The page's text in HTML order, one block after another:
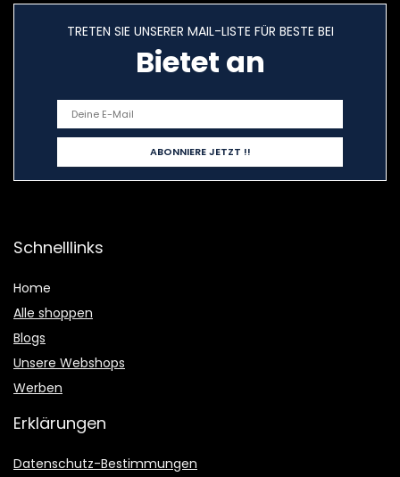
TRETEN SIE UNSERER MAIL-LISTE FÜR BESTE BEI
Bietet an
Schnelllinks
Home
Alle shoppen
Blogs
Unsere Webshops
Werben
Erklärungen
Datenschutz-Bestimmungen